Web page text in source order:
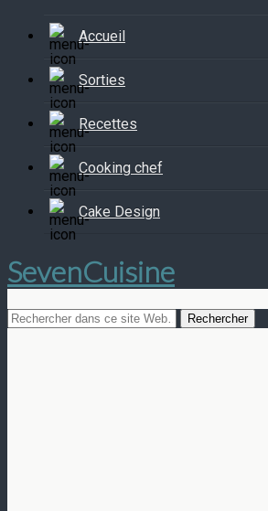
Accueil
Sorties
Recettes
Cooking chef
Cake Design
SevenCuisine